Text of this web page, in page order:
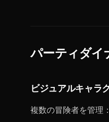
パーティダイ
ビジュアルキャラ
複数の冒険者を管理：